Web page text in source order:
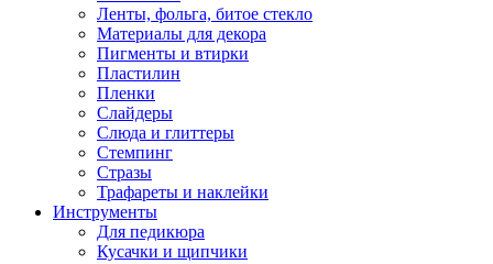
Ленты, фольга, битое стекло
Материалы для декора
Пигменты и втирки
Пластилин
Пленки
Слайдеры
Слюда и глиттеры
Стемпинг
Стразы
Трафареты и наклейки
Инструменты
Для педикюра
Кусачки и щипчики